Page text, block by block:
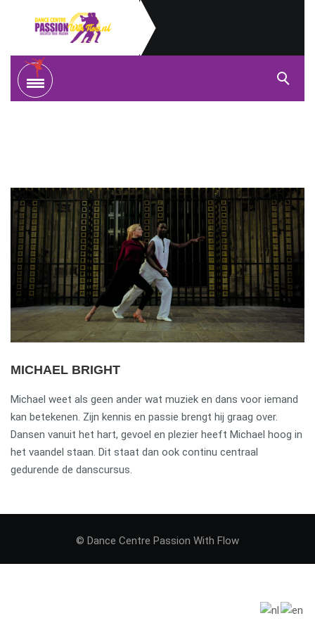
MICHAEL BRIGHT
Michael weet als geen ander wat muziek en dans voor iemand
kan betekenen. Zijn kennis en passie brengt hij graag over.
Dansen vanuit het hart, gevoel en plezier heeft Michael hoog in
het vaandel staan. Dit staat dan ook continu centraal
gedurende de danscursus.
© Dance Centre Passion With Flow